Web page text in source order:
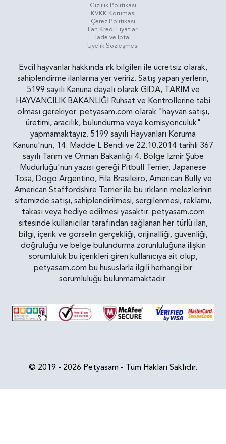
Gizlilik Politikasi
KVKK Koruması
Çerez Politikası
İlan Kredi Fiyatları
İade ve İptal
Üyelik Sözleşmesi
Evcil hayvanlar hakkında ırk bilgileri ile ücretsiz olarak,
sahiplendirme ilanlarına yer veririz. Satış yapan yerlerin,
5199 sayılı Kanuna dayalı olarak GIDA, TARIM ve
HAYVANCILIK BAKANLIĞI Ruhsat ve Kontrollerine tabi
olması gerekiyor. petyasam.com olarak "hayvan satışı,
üretimi, aracılık, bulundurma veya komisyonculuk"
yapmamaktayız. 5199 sayılı Hayvanları Koruma
Kanunu'nun, 14. Madde L Bendi ve 22.10.2014 tarihli 367
sayılı Tarım ve Orman Bakanlığı 4. Bölge İzmir Şube
Müdürlüğü'nün yazısı gereği Pitbull Terrier, Japanese
Tosa, Dogo Argentino, Fila Brasileiro, American Bully ve
American Staffordshire Terrier ile bu ırkların melezlerinin
sitemizde satışı, sahiplendirilmesi, sergilenmesi, reklamı,
takası veya hediye edilmesi yasaktır. petyasam.com
sitesinde kullanıcılar tarafından sağlanan her türlü ilan,
bilgi, içerik ve görselin gerçekliği, orijinalliği, güvenliği,
doğruluğu ve belge bulundurma zorunluluğuna ilişkin
sorumluluk bu içerikleri giren kullanıcıya ait olup,
petyasam.com bu hususlarla ilgili herhangi bir
sorumluluğu bulunmamaktadır.
© 2019 - 2026 Petyasam - Tüm Hakları Saklıdır.